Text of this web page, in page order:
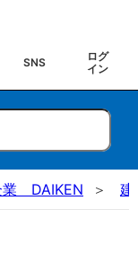
SNS
ログ
イン
業 DAIKEN 建